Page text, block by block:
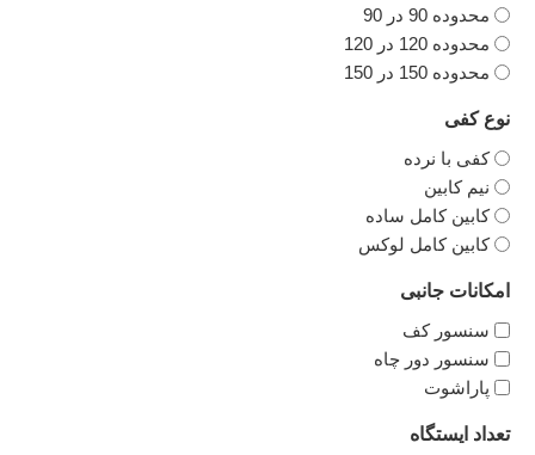
محدوده 90 در 90
محدوده 120 در 120
محدوده 150 در 150
نوع کفی
کفی با نرده
نیم کابین
کابین کامل ساده
کابین کامل لوکس
امکانات جانبی
سنسور کف
سنسور دور چاه
پاراشوت
تعداد ایستگاه